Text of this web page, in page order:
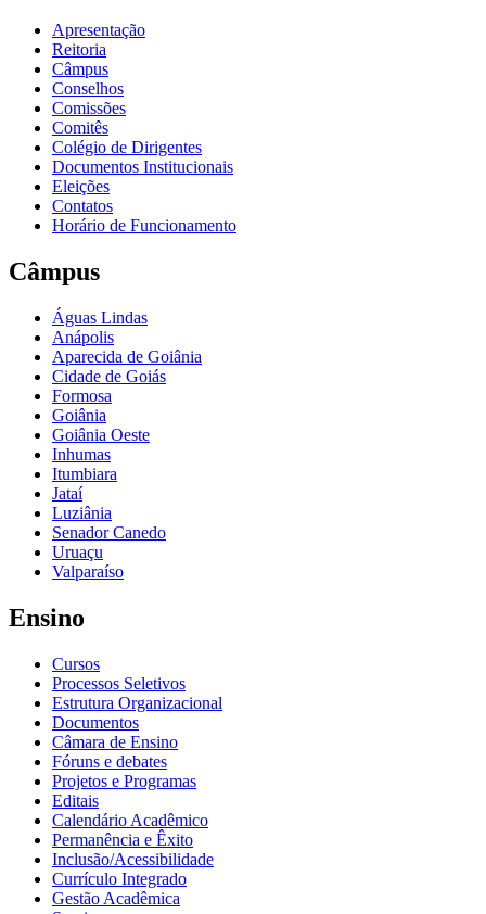
Apresentação
Reitoria
Câmpus
Conselhos
Comissões
Comitês
Colégio de Dirigentes
Documentos Institucionais
Eleições
Contatos
Horário de Funcionamento
Câmpus
Águas Lindas
Anápolis
Aparecida de Goiânia
Cidade de Goiás
Formosa
Goiânia
Goiânia Oeste
Inhumas
Itumbiara
Jataí
Luziânia
Senador Canedo
Uruaçu
Valparaíso
Ensino
Cursos
Processos Seletivos
Estrutura Organizacional
Documentos
Câmara de Ensino
Fóruns e debates
Projetos e Programas
Editais
Calendário Acadêmico
Permanência e Êxito
Inclusão/Acessibilidade
Currículo Integrado
Gestão Acadêmica